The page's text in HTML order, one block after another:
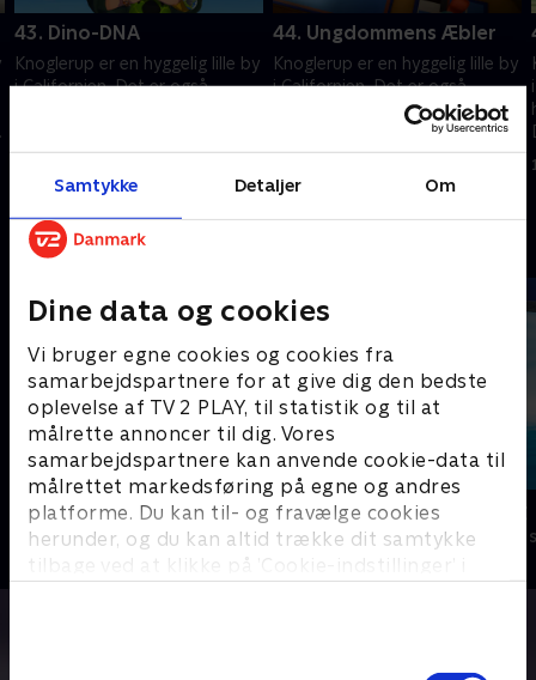
Samtykke Detaljer Om
Dine data og cookies
Vi bruger egne cookies og cookies fra
samarbejdspartnere for at give dig den bedste
oplevelse af TV 2 PLAY, til statistik og til at
målrette annoncer til dig. Vores
samarbejdspartnere kan anvende cookie-data til
målrettet markedsføring på egne og andres
platforme. Du kan til- og fravælge cookies
herunder, og du kan altid trække dit samtykke
tilbage ved at klikke på ’Cookie-indstillinger’ i
43. Dino-DNA
Knoglerup er en hyggelig lille by
i Californien. Det er også
sin “menneskebror” Valde.
44. Ungdommens Æbler
Knoglerup er en hyggelig lille by
i Californien. Det er også
hjemsted for dinosauren
Denver, der bor sammen med
sin “menneskebror” Valde.
Andre så også
Dino Deluxe
Børneserier • 1 sæsoner
Vicke Viking
Børneserier • 1